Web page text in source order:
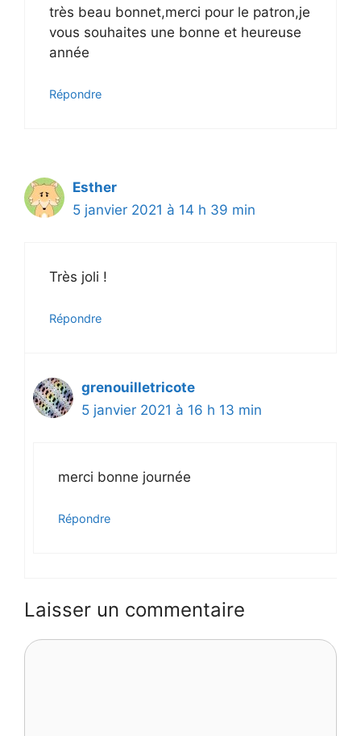
très beau bonnet,merci pour le patron,je
vous souhaites une bonne et heureuse
année
Répondre
Esther
5 janvier 2021 à 14 h 39 min
Très joli !
Répondre
grenouilletricote
5 janvier 2021 à 16 h 13 min
merci bonne journée
Répondre
Laisser un commentaire
Commentaire